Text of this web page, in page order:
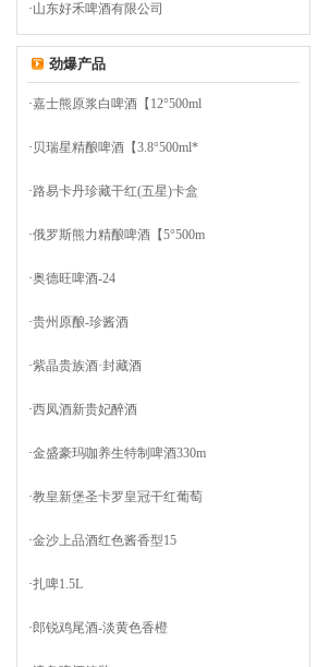
·山东好禾啤酒有限公司
劲爆产品
·嘉士熊原浆白啤酒【12°500ml
· 贝瑞星精酿啤酒【3.8°500ml*
·路易卡丹珍藏干红(五星)卡盒
·俄罗斯熊力精酿啤酒【5°500m
·奥德旺啤酒-24
·贵州原酿-珍酱酒
·紫晶贵族酒·封藏酒
·西凤酒新贵妃醉酒
·金盛豪玛咖养生特制啤酒330m
·教皇新堡圣卡罗皇冠干红葡萄
·金沙上品酒红色酱香型15
·扎啤1.5L
·郎锐鸡尾酒-淡黄色香橙